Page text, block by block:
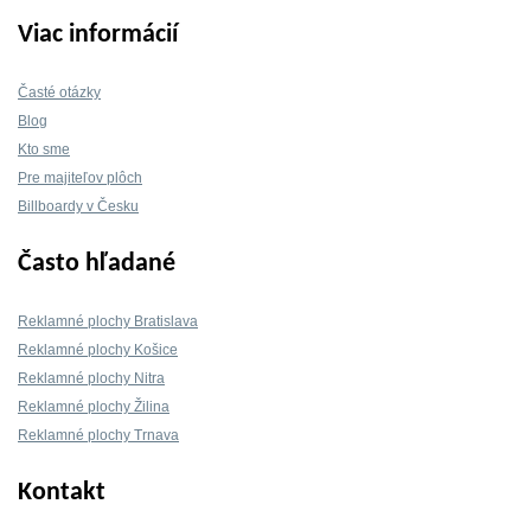
Viac informácií
Časté otázky
Blog
Kto sme
Pre majiteľov plôch
Billboardy v Česku
Často hľadané
Reklamné plochy Bratislava
Reklamné plochy Košice
Reklamné plochy Nitra
Reklamné plochy Žilina
Reklamné plochy Trnava
Kontakt